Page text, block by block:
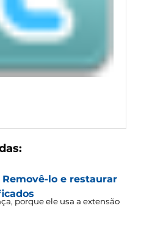
lo e restaurar
porque ele usa a extensão